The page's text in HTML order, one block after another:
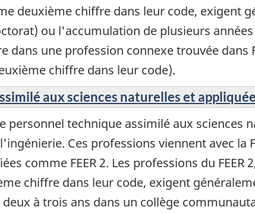
deuxième chiffre dans leur code, exigent
ou l'accumulation de plusieurs
dans une profession connexe trouvée dans
chiffre dans leur code).
aux sciences naturelles et
personnel technique assimilé aux sciences
Ces professions viennent avec la
comme FEER 2. Les professions du
chiffre dans leur code, exigent
à trois ans dans un collège